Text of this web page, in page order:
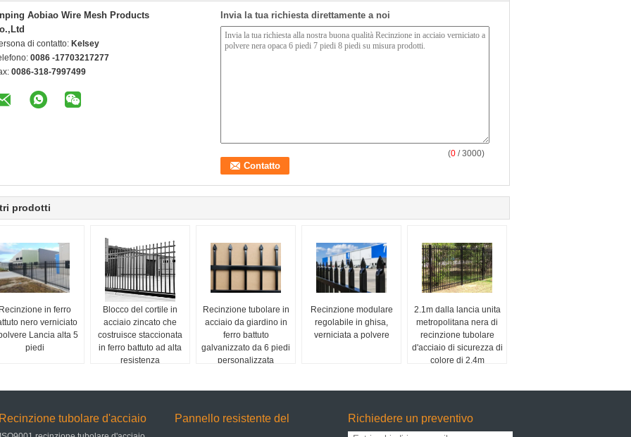
Aobiao Wire Mesh Products
di contatto: Kelsey
0086 -17703217277
0086-318-7997499
Invia la tua richiesta direttamente a noi
(0 / 3000)
prodotti
in ferro
nero verniciato
Lancia alta 5
piedi
Blocco del cortile in
acciaio zincato che
costruisce staccionata
in ferro battuto ad alta
resistenza
Recinzione tubolare in
acciaio da giardino in
ferro battuto
galvanizzato da 6 piedi
personalizzata
Recinzione modulare
regolabile in ghisa,
verniciata a polvere
2.1m dalla lancia unita
metropolitana nera di
recinzione tubolare
d'acciaio di sicurezza di
colore di 2.4m
tubolare d'acciaio Pannello resistente del Richiedere un preventivo